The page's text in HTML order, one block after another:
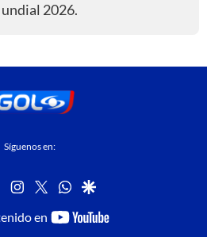
2026.
Síguenos en:
tiktok instagram
twitterwhatsapp
google
en
youtube-